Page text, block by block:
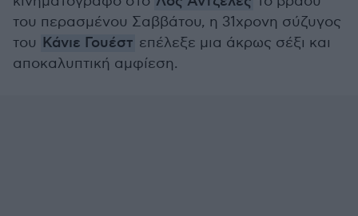
του περασμένου Σαββάτου, η 31χρονη σύζυγος
του Κάνιε Γουέστ επέλεξε μια άκρως σέξι και
αποκαλυπτική αμφίεση.